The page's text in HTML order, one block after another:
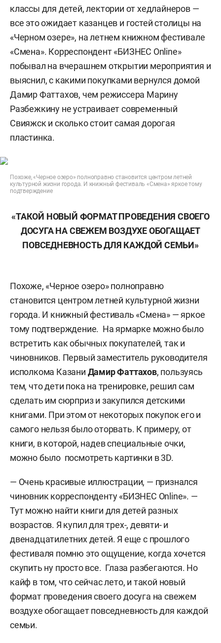
классы для детей, лектории от хедлайнеров —
все это ожидает казанцев и гостей столицы на
«Черном озере», на летнем книжном фестивале
«Смена». Корреспондент «БИЗНЕС Online»
побывал на вчерашнем открытии мероприятия и
выяснил, с какими покупками вернулся домой
Дамир Фаттахов, чем режиссера Марину
Разбежкину не устраивает современный
Свияжск и сколько стоит самая дорогая
пластинка.
Похоже, «Черное озеро» полноправно становится центром летней
культурной жизни города. И книжный фестиваль «Смена» яркое тому
подтверждение
«ТАКОЙ НОВЫЙ ФОРМАТ ПРОВЕДЕНИЯ СВОЕГО
ДОСУГА НА СВЕЖЕМ ВОЗДУХЕ ОБОГАЩАЕТ
ПОВСЕДНЕВНОСТЬ ДЛЯ КАЖДОЙ СЕМЬИ»
Похоже, «Черное озеро» полноправно
становится центром летней культурной жизни
города. И книжный фестиваль «Смена» — яркое
тому подтверждение. На ярмарке можно было
встретить как обычных покупателей, так и
чиновников. Первый заместитель руководителя
исполкома Казани Дамир Фаттахов, пользуясь
тем, что дети пока на тренировке, решил сам
сделать им сюрприз и закупился детскими
книгами. При этом от некоторых покупок его и
самого нельзя было оторвать. К примеру, от
книги, в которой, надев специальные очки,
можно было посмотреть картинки в 3D.
— Очень красивые иллюстрации, — признался
чиновник корреспонденту «БИЗНЕС Online». —
Тут можно найти книги для детей разных
возрастов. Я купил для трех-, девяти- и
двенадцатилетних детей. Я еще с прошлого
фестиваля помню это ощущение, когда хочется
скупить ну просто все. Глаза разбегаются. Но
кайф в том, что сейчас лето, и такой новый
формат проведения своего досуга на свежем
воздухе обогащает повседневность для каждой
семьи.